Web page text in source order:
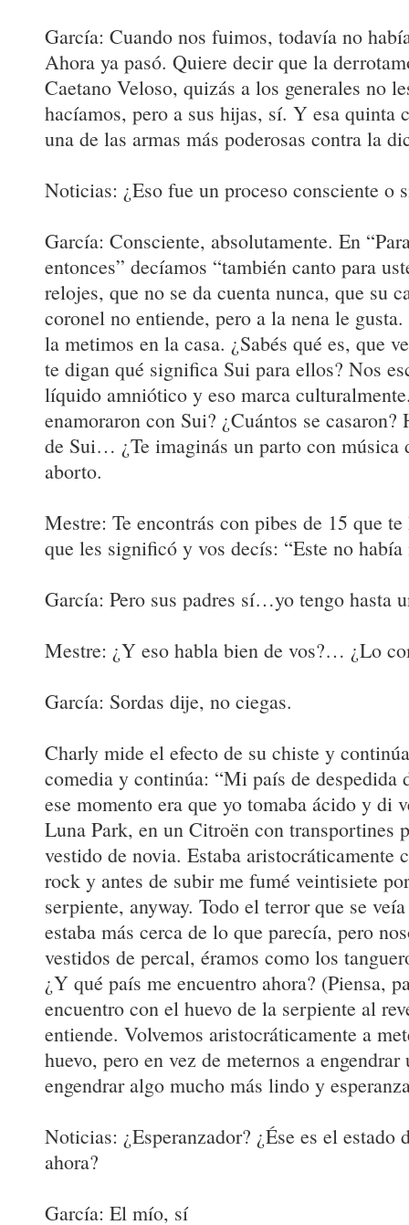
García: Cuando nos fuimos, todavía no
Ahora ya pasó. Quiere decir que la
Caetano Veloso, quizás a los generales no
hacíamos, pero a sus hijas, sí. Y esa quinta
una de las armas más poderosas contra la
Noticias: ¿Eso fue un proceso consciente o
García: Consciente, absolutamente. En
entonces” decíamos “también canto para
relojes, que no se da cuenta nunca, que su
coronel no entiende, pero a la nena le
la metimos en la casa. ¿Sabés qué es, que
te digan qué significa Sui para ellos? Nos
líquido amniótico y eso marca
enamoraron con Sui? ¿Cuántos se
de Sui… ¿Te imaginás un parto con música
aborto.
Mestre: Te encontrás con pibes de 15 que
que les significó y vos decís: “Este no había
García: Pero sus padres sí…yo tengo hasta
Mestre: ¿Y eso habla bien de vos?… ¿Lo
García: Sordas dije, no ciegas.
Charly mide el efecto de su chiste y
comedia y continúa: “Mi país de despedida
ese momento era que yo tomaba ácido y di
Luna Park, en un Citroën con transportines
vestido de novia. Estaba aristocráticamente
rock y antes de subir me fumé veintisiete
serpiente, anyway. Todo el terror que se
estaba más cerca de lo que parecía, pero
vestidos de percal, éramos como los
¿Y qué país me encuentro ahora? (Piensa,
encuentro con el huevo de la serpiente al
entiende. Volvemos aristocráticamente a
huevo, pero en vez de meternos a engendrar
engendrar algo mucho más lindo y
Noticias: ¿Esperanzador? ¿Ése es el estado
ahora?
García: El mío, sí